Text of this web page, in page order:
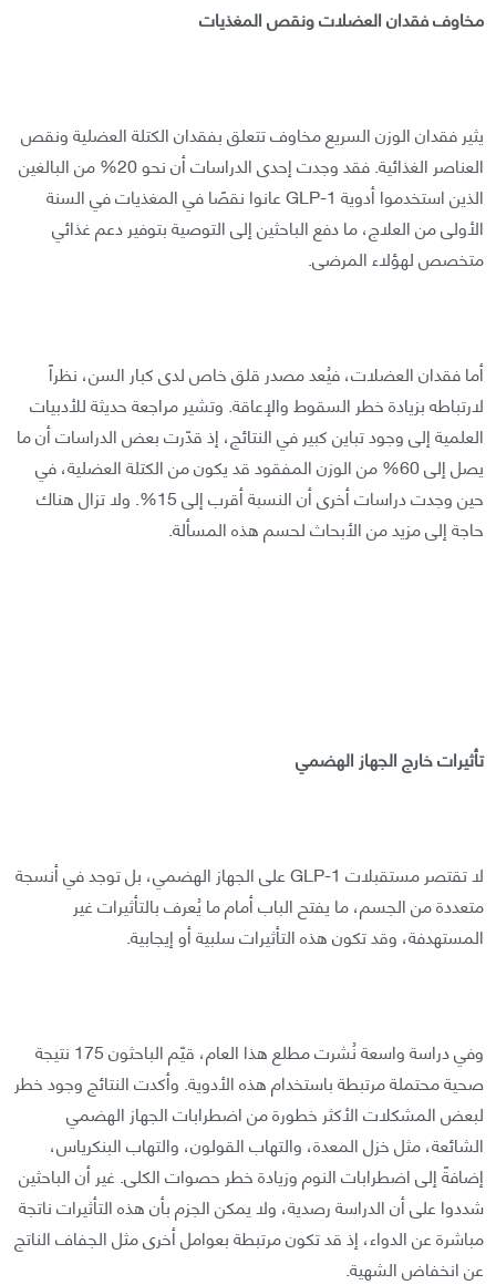
مخاوف فقدان العضلات ونقص المغذيات
يثير فقدان الوزن السريع مخاوف تتعلق بفقدان الكتلة العضلية ونقص
العناصر الغذائية. فقد وجدت إحدى الدراسات أن نحو 20% من البالغين
الذين استخدموا أدوية GLP-1 عانوا نقصًا في المغذيات في السنة
الأولى من العلاج، ما دفع الباحثين إلى التوصية بتوفير دعم غذائي
متخصص لهؤلاء المرضى.
أما فقدان العضلات، فيُعد مصدر قلق خاص لدى كبار السن، نظراً
لارتباطه بزيادة خطر السقوط والإعاقة. وتشير مراجعة حديثة للأدبيات
العلمية إلى وجود تباين كبير في النتائج، إذ قدّرت بعض الدراسات أن ما
يصل إلى 60% من الوزن المفقود قد يكون من الكتلة العضلية، في
حين وجدت دراسات أخرى أن النسبة أقرب إلى 15%. ولا تزال هناك
حاجة إلى مزيد من الأبحاث لحسم هذه المسألة.
تأثيرات خارج الجهاز الهضمي
لا تقتصر مستقبلات GLP-1 على الجهاز الهضمي، بل توجد في أنسجة
متعددة من الجسم، ما يفتح الباب أمام ما يُعرف بالتأثيرات غير
المستهدفة، وقد تكون هذه التأثيرات سلبية أو إيجابية.
وفي دراسة واسعة نُشرت مطلع هذا العام، قيّم الباحثون 175 نتيجة
صحية محتملة مرتبطة باستخدام هذه الأدوية. وأكدت النتائج وجود خطر
لبعض المشكلات الأكثر خطورة من اضطرابات الجهاز الهضمي
الشائعة، مثل خزل المعدة، والتهاب القولون، والتهاب البنكرياس،
إضافةً إلى اضطرابات النوم وزيادة خطر حصوات الكلى. غير أن الباحثين
شددوا على أن الدراسة رصدية، ولا يمكن الجزم بأن هذه التأثيرات ناتجة
مباشرة عن الدواء، إذ قد تكون مرتبطة بعوامل أخرى مثل الجفاف الناتج
عن انخفاض الشهية.